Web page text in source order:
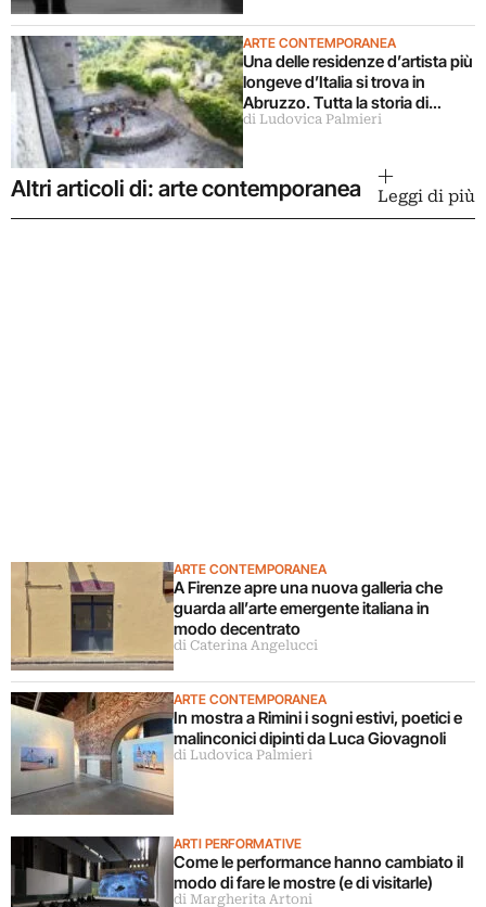
ARTE CONTEMPORANEA
Una delle residenze d’artista più
longeve d’Italia si trova in
Abruzzo. Tutta la storia di
Ramo
di Ludovica Palmieri
Altri articoli di: arte contemporanea Leggi di più
ARTE CONTEMPORANEA
A Firenze apre una nuova galleria che
guarda all’arte emergente italiana in
modo decentrato
di Caterina Angelucci
ARTE CONTEMPORANEA
In mostra a Rimini i sogni estivi, poetici e
malinconici dipinti da Luca Giovagnoli
di Ludovica Palmieri
ARTI PERFORMATIVE
Come le performance hanno cambiato il
modo di fare le mostre (e di visitarle)
di Margherita Artoni